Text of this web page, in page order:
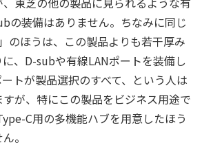
の装備はありません。ちなみに同じ
のほうは、この製品よりも若干厚み
、D-subや有線LANポートを装備し
トが製品選択のすべて、という人は
が、特にこの製品をビジネス用途で
C用の多機能ハブを用意したほう
。